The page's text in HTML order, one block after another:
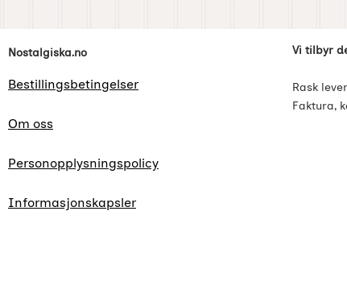
Footer-innhold Blandet informasjon og
Nostalgiska.no
Bestillingsbetingelser
Om oss
Personopplysningspolicy
Informasjonskapsler
Vi tilbyr
Rask
Faktura,